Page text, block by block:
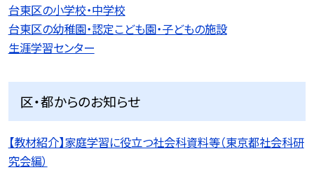
台東区の小学校・中学校
台東区の幼稚園・認定こども園・子どもの施設
生涯学習センター
区・都からのお知らせ
【教材紹介】家庭学習に役立つ社会科資料等（東京都社会科研
究会編）